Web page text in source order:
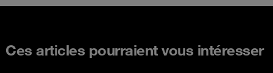
Ces articles pourraient vous intéresser